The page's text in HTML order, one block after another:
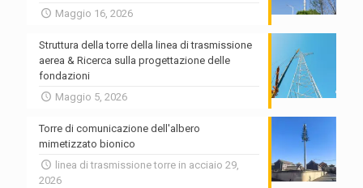
Maggio 16, 2026
Struttura della torre della linea di trasmissione
aerea & Ricerca sulla progettazione delle
fondazioni
Maggio 5, 2026
Torre di comunicazione dell'albero
mimetizzato bionico
linea di trasmissione torre in acciaio 29,
2026